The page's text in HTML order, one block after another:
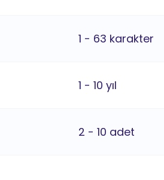
1 - 63 karakter
1 - 10 yıl
2 - 10 adet